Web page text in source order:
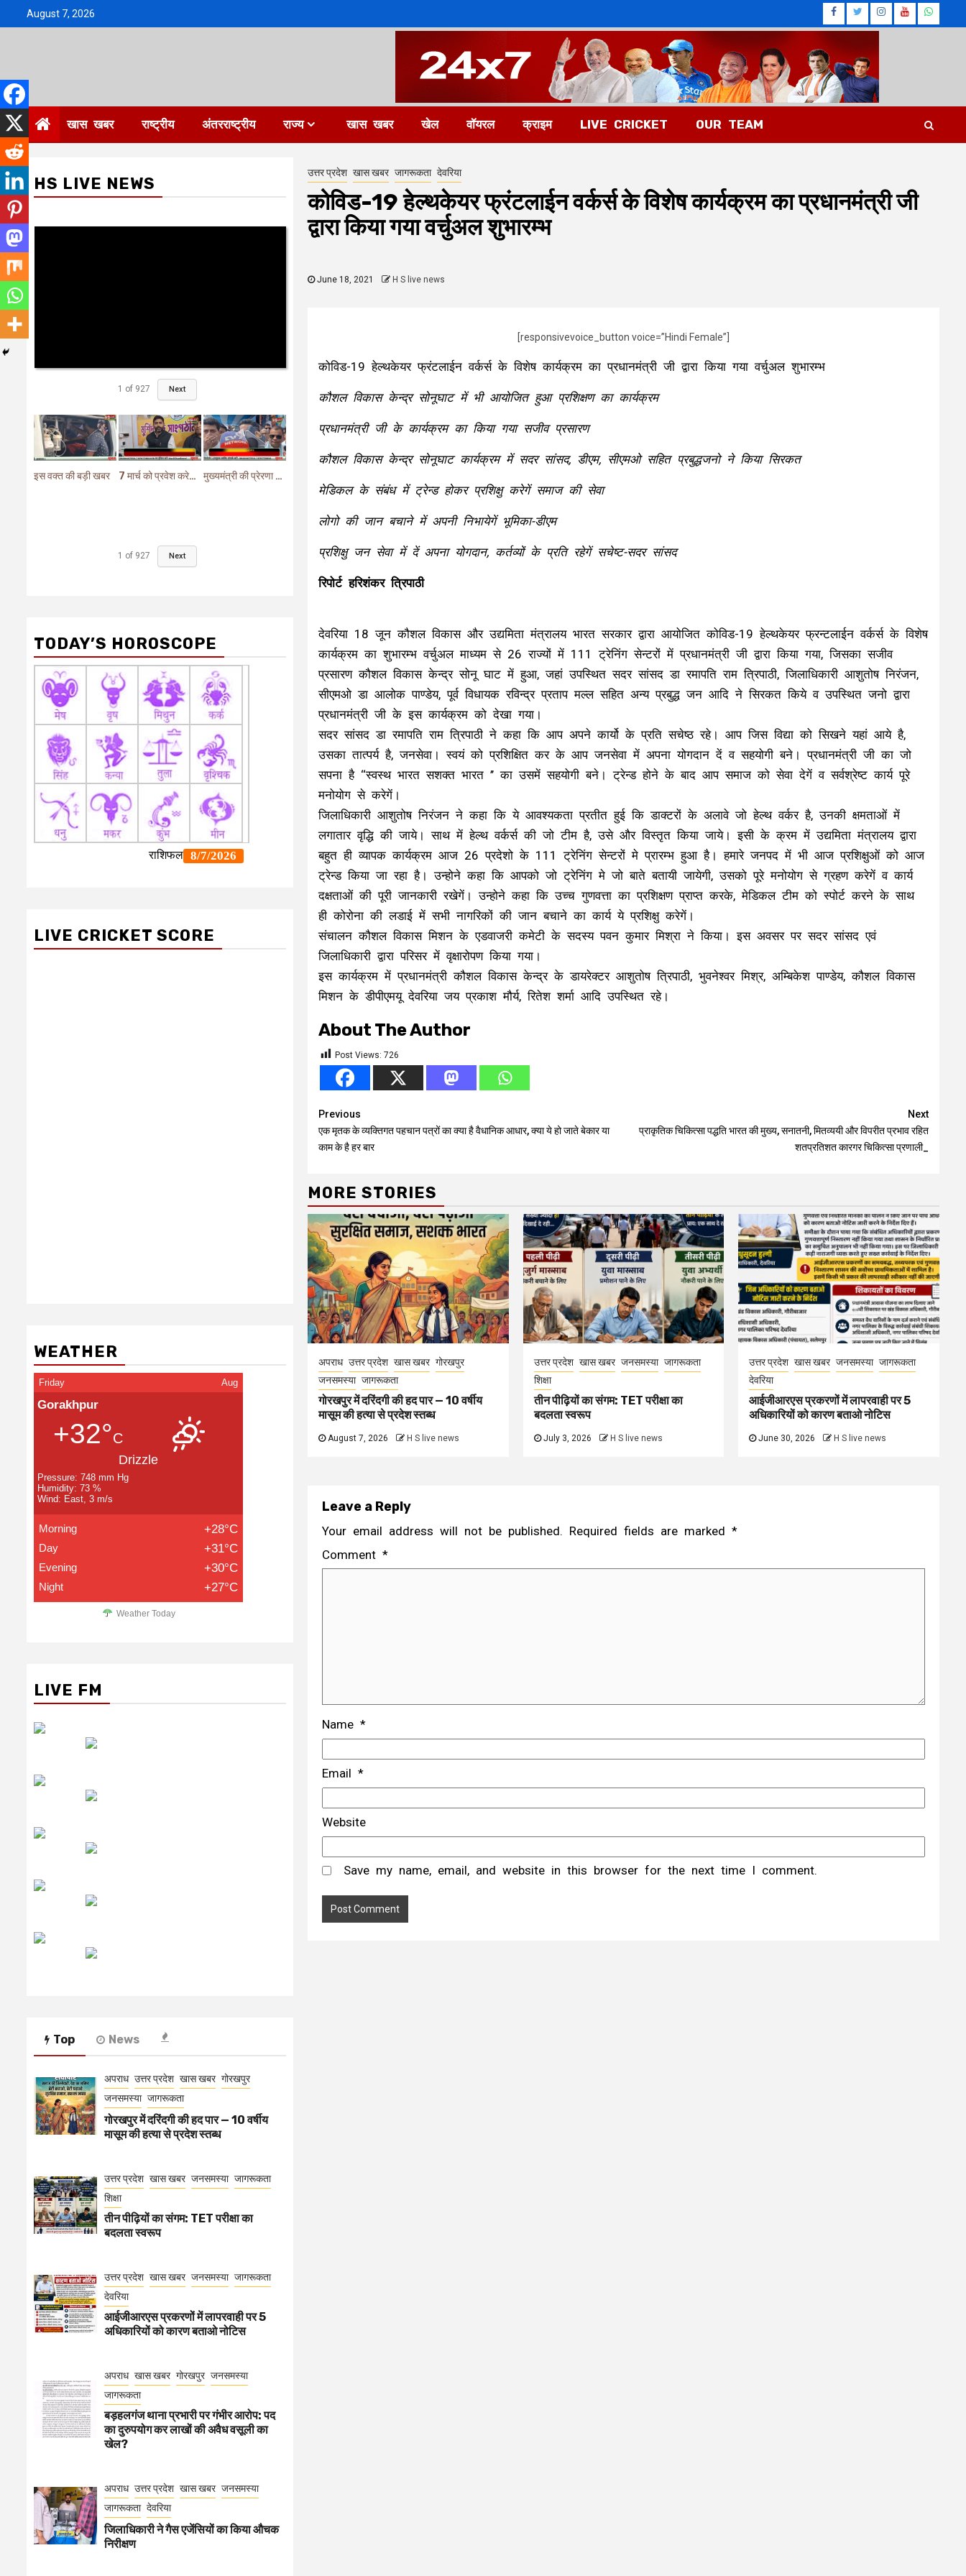
August 7, 2026 Facebook
Twitter
Instagram
खास खबर राष्ट्रीय अंतरराष्ट्रीय राज्य खास खबर खेल वॉयरल क्राइम LIVE CRICKET OUR TEAM
उत्तर प्रदेश खास खबर जागरूकता देवरिया
कोविड-19 हेल्थकेयर फ्रंटलाईन वर्कर्स के विशेष कार्यक्रम का प्रधानमंत्री जी
द्वारा किया गया वर्चुअल शुभारम्भ
June 18, 2021 H S live news
[responsivevoice_button voice=”Hindi Female”]
कोविड-19 हेल्थकेयर फ्रंटलाईन वर्कर्स के विशेष कार्यक्रम का प्रधानमंत्री जी द्वारा किया गया वर्चुअल शुभारम्भ
कौशल विकास केन्द्र सोनूघाट में भी आयोजित हुआ प्रशिक्षण का कार्यक्रम
प्रधानमंत्री जी के कार्यक्रम का किया गया सजीव प्रसारण
कौशल विकास केन्द्र सोनूघाट कार्यक्रम में सदर सांसद, डीएम, सीएमओ सहित प्रबुद्धजनो ने किया सिरकत
मेडिकल के संबंध में ट्रेन्ड होकर प्रशिक्षु करेगें समाज की सेवा
लोगो की जान बचाने में अपनी निभायेगें भूमिका-डीएम
प्रशिक्षु जन सेवा में दें अपना योगदान, कर्तव्यों के प्रति रहेगें सचेष्ट-सदर सांसद
रिपोर्ट हरिशंकर त्रिपाठी
देवरिया 18 जून कौशल विकास और उद्यमिता मंत्रालय भारत सरकार द्वारा आयोजित कोविड-19 हेल्थकेयर फ्रन्टलाईन वर्कर्स के विशेष
कार्यक्रम का शुभारम्भ वर्चुअल माध्यम से 26 राज्यों में 111 ट्रेनिंग सेन्टरों में प्रधानमंत्री जी द्वारा किया गया, जिसका सजीव
प्रसारण कौशल विकास केन्द्र सोनू घाट में हुआ, जहां उपस्थित सदर सांसद डा रमापति राम त्रिपाठी, जिलाधिकारी आशुतोष निरंजन,
सीएमओ डा आलोक पाण्डेय, पूर्व विधायक रविन्द्र प्रताप मल्ल सहित अन्य प्रबुद्ध जन आदि ने सिरकत किये व उपस्थित जनो द्वारा
प्रधानमंत्री जी के इस कार्यक्रम को देखा गया।
सदर सांसद डा रमापति राम त्रिपाठी ने कहा कि आप अपने कार्यो के प्रति सचेष्ठ रहे। आप जिस विद्या को सिखने यहां आये है,
उसका तात्पर्य है, जनसेवा। स्वयं को प्रशिक्षित कर के आप जनसेवा में अपना योगदान दें व सहयोगी बने। प्रधानमंत्री जी का जो
सपना है ‘‘स्वस्थ भारत सशक्त भारत ’’ का उसमें सहयोगी बने। ट्रेन्ड होने के बाद आप समाज को सेवा देगें व सर्वश्रेष्ट कार्य पूरे
मनोयोग से करेगें।
जिलाधिकारी आशुतोष निरंजन ने कहा कि ये आवश्यकता प्रतीत हुई कि डाक्टरों के अलावे जो हेल्थ वर्कर है, उनकी क्षमताओं में
लगातार वृद्धि की जाये। साथ में हेल्थ वर्कर्स की जो टीम है, उसे और विस्तृत किया जाये। इसी के क्रम में उद्यमिता मंत्रालय द्वारा
बहुत ही व्यापक कार्यक्रम आज 26 प्रदेशो के 111 ट्रेनिंग सेन्टरों मे प्रारम्भ हुआ है। हमारे जनपद में भी आज प्रशिक्षुओं को आज
ट्रेन्ड किया जा रहा है। उन्होने कहा कि आपको जो ट्रेनिंग मे जो बाते बतायी जायेगी, उसको पूरे मनोयोग से ग्रहण करेगें व कार्य
दक्षताओं की पूरी जानकारी रखेगें। उन्होने कहा कि उच्च गुणवत्ता का प्रशिक्षण प्राप्त करके, मेडिकल टीम को स्पोर्ट करने के साथ
ही कोरोना की लडाई में सभी नागरिकों की जान बचाने का कार्य ये प्रशिक्षु करेगें।
संचालन कौशल विकास मिशन के एडवाजरी कमेटी के सदस्य पवन कुमार मिश्रा ने किया। इस अवसर पर सदर सांसद एवं
जिलाधिकारी द्वारा परिसर में वृक्षारोपण किया गया।
इस कार्यक्रम में प्रधानमंत्री कौशल विकास केन्द्र के डायरेक्टर आशुतोष त्रिपाठी, भुवनेश्वर मिश्र, अम्बिकेश पाण्डेय, कौशल विकास
मिशन के डीपीएमयू देवरिया जय प्रकाश मौर्य, रितेश शर्मा आदि उपस्थित रहे।
About The Author
Post Views: 726
Continue
Reading
Previous
एक मृतक के व्यक्तिगत पहचान पत्रों का क्या है वैधानिक आधार, क्या ये हो जाते बेकार या
काम के है हर बार
Next
प्राकृतिक चिकित्सा पद्धति भारत की मुख्य, सनातनी, मितव्ययी और विपरीत प्रभाव रहित
शतप्रतिशत कारगर चिकित्सा प्रणाली_
MORE STORIES
अपराध उत्तर प्रदेश खास खबर गोरखपुर
जनसमस्या जागरूकता
गोरखपुर में दरिंदगी की हद पार — 10 वर्षीय
मासूम की हत्या से प्रदेश स्तब्ध
August 7, 2026 H S live news
उत्तर प्रदेश खास खबर जनसमस्या जागरूकता
शिक्षा
तीन पीढ़ियों का संगम: TET परीक्षा का
बदलता स्वरूप
July 3, 2026 H S live news
उत्तर प्रदेश खास खबर जनसमस्या जागरूकता
देवरिया
आईजीआरएस प्रकरणों में लापरवाही पर 5
अधिकारियों को कारण बताओ नोटिस
June 30, 2026 H S live news
Leave a Reply
Your email address will not be published. Required fields are marked *
Comment *
Name *
Email *
Website
Save my name, email, and website in this browser for the next time I comment.
HS LIVE NEWS
1 of 927 Next
इस वक्त की बड़ी खबर 7 मार्च को प्रवेश करेगा मुर्शिदाबाद में बीजेपी का परिवर्तन यात्रा रथ मुख्यमंत्री की प्रेरणा से दो महत्वपूर्ण योजनाओं का हुआ शिलान्यास
1 of 927 Next
TODAY’S HOROSCOPE
LIVE CRICKET SCORE
WEATHER
Friday Aug
Gorakhpur
+32°C
Drizzle
Pressure: 748 mm Hg
Humidity: 73 %
Wind: East, 3 m/s
Morning +28°C
Day +31°C
Evening +30°C
Night +27°C
Weather Today
LIVE FM
Top News
अपराध उत्तर प्रदेश खास खबर गोरखपुर
जनसमस्या जागरूकता
गोरखपुर में दरिंदगी की हद पार — 10 वर्षीय
मासूम की हत्या से प्रदेश स्तब्ध
उत्तर प्रदेश खास खबर जनसमस्या जागरूकता
शिक्षा
तीन पीढ़ियों का संगम: TET परीक्षा का
बदलता स्वरूप
उत्तर प्रदेश खास खबर जनसमस्या जागरूकता
देवरिया
आईजीआरएस प्रकरणों में लापरवाही पर 5
अधिकारियों को कारण बताओ नोटिस
अपराध खास खबर गोरखपुर जनसमस्या
जागरूकता
बड़हलगंज थाना प्रभारी पर गंभीर आरोप: पद
का दुरुपयोग कर लाखों की अवैध वसूली का
खेल?
अपराध उत्तर प्रदेश खास खबर जनसमस्या
जागरूकता देवरिया
जिलाधिकारी ने गैस एजेंसियों का किया औचक
निरीक्षण